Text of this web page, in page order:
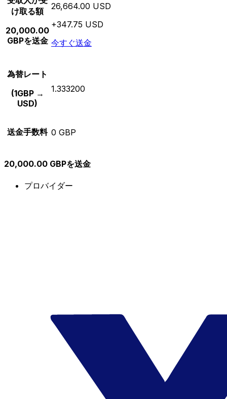
け取る額
20,000.00
GBPを送金
26,664.00 USD
+347.75 USD
今すぐ送金
為替レート
(1GBP →
USD)
1.333200
送金手数料 0 GBP
20,000.00 GBPを送金
プロバイダー